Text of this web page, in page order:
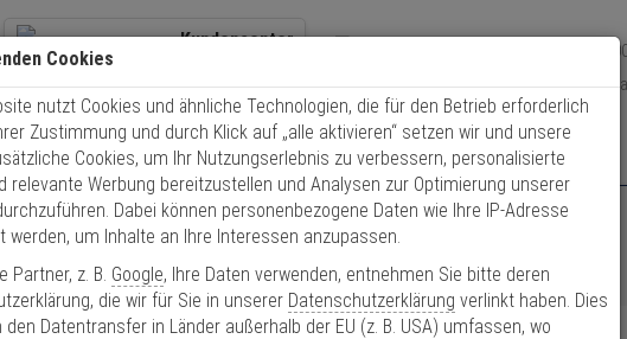
Kundencenter
Kontaktservice nutzen
Mo. - Do.: 8:00 - 16:30 Fr. 8:00 - 14:00 Uhr
Über
Über 15 Jahre
Schneller Versand
Abus FG300 B + Abus FAS101 B Fenstersicherung Set
Cookies
nutzt Cookies und ähnliche Technologien, die für den Betrieb erforderlich
Zustimmung und durch Klick auf „alle aktivieren“ setzen wir und unsere
Cookies, um Ihr Nutzungserlebnis zu verbessern, personalisierte
relevante Werbung bereitzustellen und Analysen zur Optimierung unserer
Dabei können personenbezogene Daten wie Ihre IP-Adresse
werden, um Inhalte an Ihre Interessen anzupassen.
Partner, z. B. Google, Ihre Daten verwenden, entnehmen Sie bitte deren
die wir für Sie in unserer Datenschutzerklärung verlinkt haben. Dies
den Datentransfer in Länder außerhalb der EU (z. B. USA) umfassen, wo